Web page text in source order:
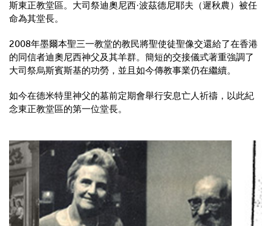
斯東正教堂區。大司祭迪奧尼西·波茲德尼耶夫（遲秋農）被任
命為其堂長。
2008年墨爾本聖三一教堂的教民將聖使徒聖像交還給了在香港
的同信者迪奧尼西神父及其羊群。簡短的交接儀式著重強調了
大司祭烏斯賓斯基的功勞，並且如今傳教事業仍在繼續。
如今在德米特里神父的墓前定期會舉行安息亡人祈禱，以此紀
念東正教堂區的第一位堂長。